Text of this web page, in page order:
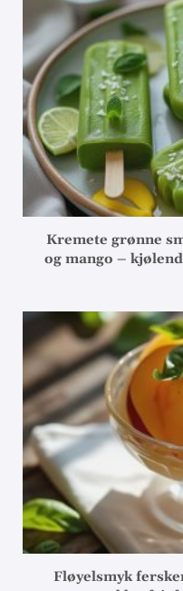
Kremete grønne
og mango –
Fløyelsmyk